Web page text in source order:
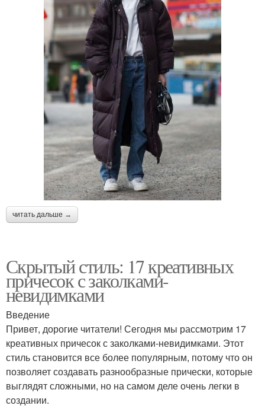
читать дальше →
Скрытый стиль: 17 креативных
причесок с заколками-
невидимками
Введение
Привет, дорогие читатели! Сегодня мы рассмотрим 17
креативных причесок с заколками-невидимками. Этот
стиль становится все более популярным, потому что он
позволяет создавать разнообразные прически, которые
выглядят сложными, но на самом деле очень легки в
создании.